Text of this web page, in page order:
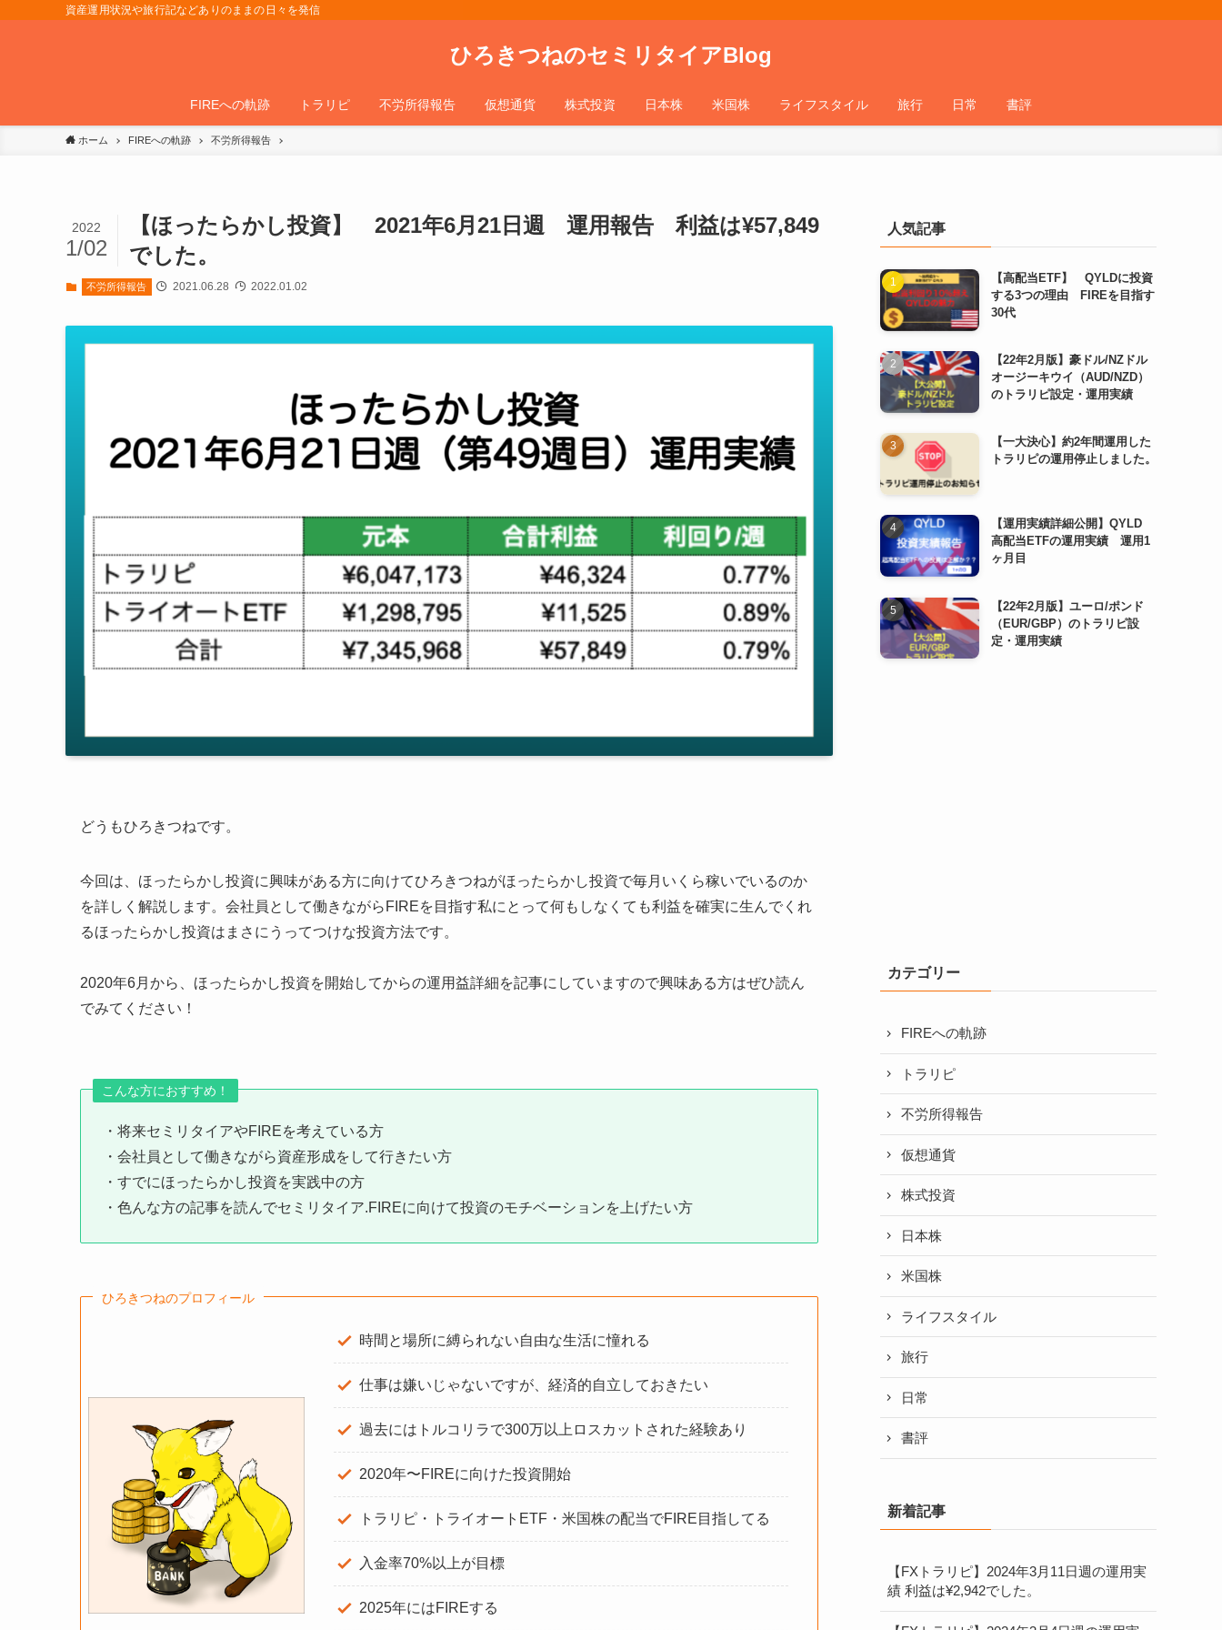
資産運用状況や旅行記などありのままの日々を発信
ひろきつねのセミリタイアBlog
FIREへの軌跡 トラリピ 不労所得報告 仮想通貨 株式投資 日本株 米国株 ライフスタイル 旅行 日常 書評
ホーム FIREへの軌跡 不労所得報告
【ほったらかし投資】 2021年6月21日週 運用報告 利益は¥57,849
でした。
2022
1/02
不労所得報告 2021.06.28 2022.01.02
どうもひろきつねです。
今回は、ほったらかし投資に興味がある方に向けてひろきつねがほったらかし投資で毎月いくら稼いでいるのか
を詳しく解説します。会社員として働きながらFIREを目指す私にとって何もしなくても利益を確実に生んでくれ
るほったらかし投資はまさにうってつけな投資方法です。
2020年6月から、ほったらかし投資を開始してからの運用益詳細を記事にしていますので興味ある方はぜひ読ん
でみてください！
こんな方におすすめ！
・将来セミリタイアやFIREを考えている方
・会社員として働きながら資産形成をして行きたい方
・すでにほったらかし投資を実践中の方
・色んな方の記事を読んでセミリタイア.FIREに向けて投資のモチベーションを上げたい方
ひろきつねのプロフィール
時間と場所に縛られない自由な生活に憧れる
仕事は嫌いじゃないですが、経済的自立しておきたい
過去にはトルコリラで300万以上ロスカットされた経験あり
2020年〜FIREに向けた投資開始
トラリピ・トライオートETF・米国株の配当でFIRE目指してる
入金率70%以上が目標
2025年にはFIREする
人気記事
【高配当ETF】 QYLDに投資
する3つの理由 FIREを目指す
30代
【22年2月版】豪ドル/NZドル
オージーキウイ（AUD/NZD）
のトラリピ設定・運用実績
【一大決心】約2年間運用した
トラリピの運用停止しました。
【運用実績詳細公開】QYLD
高配当ETFの運用実績 運用1
ヶ月目
【22年2月版】ユーロ/ポンド
（EUR/GBP）のトラリピ設
定・運用実績
カテゴリー
FIREへの軌跡
トラリピ
不労所得報告
仮想通貨
株式投資
日本株
米国株
ライフスタイル
旅行
日常
書評
新着記事
【FXトラリピ】2024年3月11日週の運用実
績 利益は¥2,942でした。